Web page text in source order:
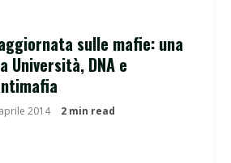
sulle mafie: una
Università, DNA e
2014 2 min read